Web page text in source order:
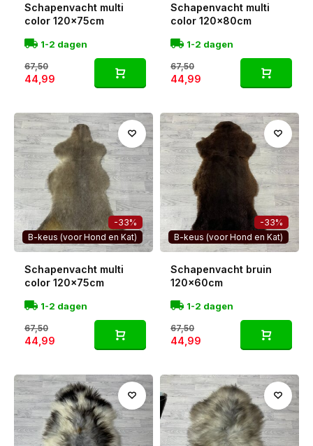
Schapenvacht multi
color 120x75cm
1-2 dagen
67,50
44,99
Schapenvacht multi
color 120x80cm
1-2 dagen
67,50
44,99
-33%
B-keus (voor Hond en Kat)
Schapenvacht multi
color 120x75cm
1-2 dagen
67,50
44,99
-33%
B-keus (voor Hond en Kat)
Schapenvacht bruin
120x60cm
1-2 dagen
67,50
44,99